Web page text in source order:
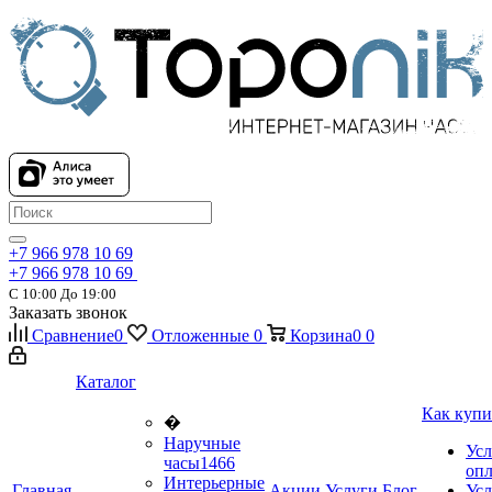
+7 966 978 10 69
+7 966 978 10 69
С 10:00 До 19:00
Заказать звонок
Сравнение0 Отложенные 0 Корзина0 0
Каталог
�
Наручные
часы1466
Интерьерные
Как